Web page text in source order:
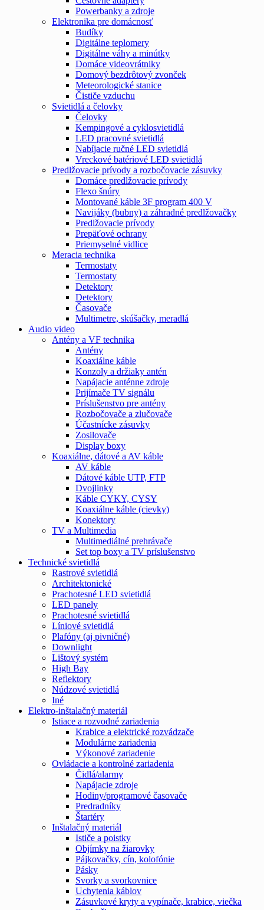
Powerbanky a zdroje
Elektronika pre domácnosť
Budíky
Digitálne teplomery
Digitálne váhy a minútky
Domáce videovrátniky
Domový bezdrôtový zvonček
Meteorologické stanice
Čističe vzduchu
Svietidlá a čelovky
Čelovky
Kempingové a cyklosvietidlá
LED pracovné svietidlá
Nabíjacie ručné LED svietidlá
Vreckové batériové LED svietidlá
Predlžovacie prívody a rozbočovacie zásuvky
Domáce predlžovacie prívody
Flexo šnúry
Montované káble 3F program 400 V
Navijáky (bubny) a záhradné predlžovačky
Predlžovacie prívody
Prepäťové ochrany
Priemyselné vidlice
Meracia technika
Termostaty
Termostaty
Detektory
Detektory
Časovače
Multimetre, skúšačky, meradlá
Audio video
Antény a VF technika
Antény
Koaxiálne káble
Konzoly a držiaky antén
Napájacie anténne zdroje
Prijímače TV signálu
Príslušenstvo pre antény
Rozbočovače a zlučovače
Účastnícke zásuvky
Zosilovače
Display boxy
Koaxiálne, dátové a AV káble
AV káble
Dátové káble UTP, FTP
Dvojlinky
Káble CYKY, CYSY
Koaxiálne káble (cievky)
Konektory
TV a Multimedia
Multimediálné prehrávače
Set top boxy a TV príslušenstvo
Technické svietidlá
Rastrové svietidlá
Architektonické
Prachotesné LED svietidlá
LED panely
Prachotesné svietidlá
Líniové svietidlá
Plafóny (aj pivničné)
Downlight
Lištový systém
High Bay
Reflektory
Núdzové svietidlá
Iné
Elektro-inštalačný materiál
Istiace a rozvodné zariadenia
Krabice a elektrické rozvádzače
Modulárne zariadenia
Výkonové zariadenie
Ovládacie a kontrolné zariadenia
Čidlá/alarmy
Napájacie zdroje
Hodiny/programové časovače
Predradníky
Štartéry
Inštalačný materiál
Ističe a poistky
Objímky na žiarovky
Pájkovačky, cín, kolofónie
Pásky
Svorky a svorkovnice
Uchytenia káblov
Zásuvkové kryty a vypínače, krabice, viečka